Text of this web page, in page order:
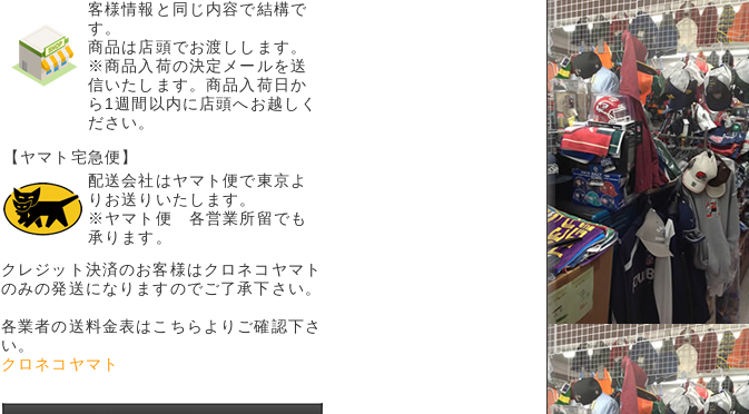
客様情報と同じ内容で結構で
す。
商品は店頭でお渡しします。
※商品入荷の決定メールを送
信いたします。商品入荷日か
ら1週間以内に店頭へお越しく
ださい。
【ヤマト宅急便】
配送会社はヤマト便で東京よ
りお送りいたします。
※ヤマト便 各営業所留でも
承ります。
クレジット決済のお客様はクロネコヤマト
のみの発送になりますのでご了承下さい。
各業者の送料金表はこちらよりご確認下さ
い。
クロネコヤマト